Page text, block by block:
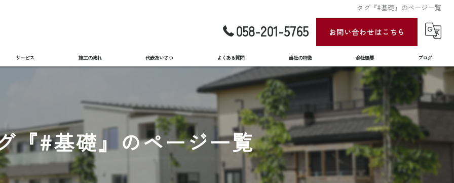
タグ『#基礎』のページ一覧
058-201-5765 お問い合わせはこちら
サービス 施工の流れ 代表あいさつ よくある質問 当社の特徴
新築
土地
住宅ローン
リフォーム
会社概要 ブログ
『#基礎』のページ一覧